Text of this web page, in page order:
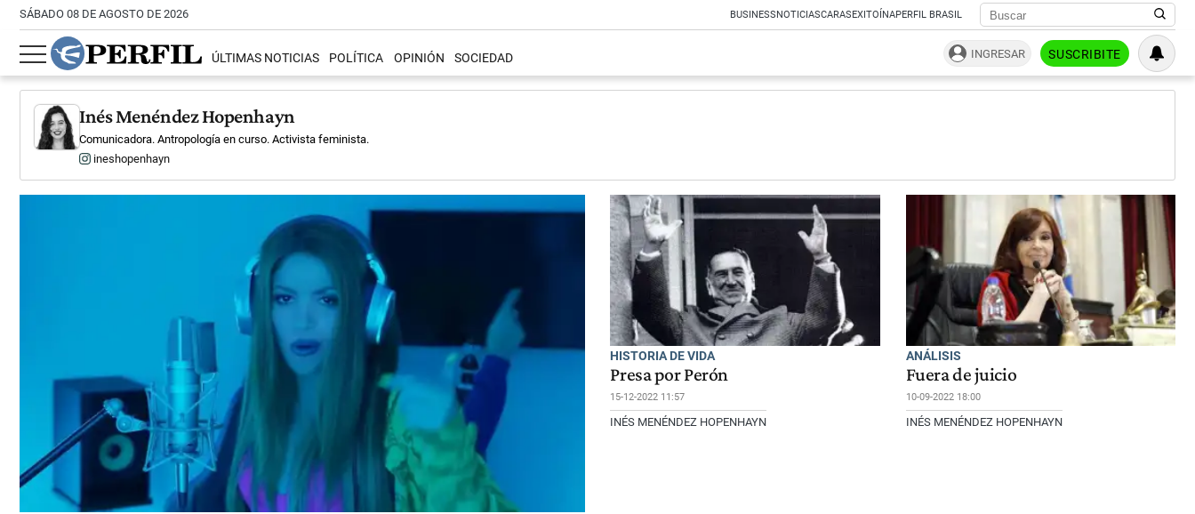
SÁBADO 08 DE AGOSTO DE 2026 BUSINESSNOTICIASCARASEXITOÍNAPERFIL BRASIL
ÚLTIMAS NOTICIAS POLÍTICA OPINIÓN SOCIEDAD INGRESAR SUSCRIBITE
Inés Menéndez Hopenhayn
Comunicadora. Antropología en curso. Activista feminista.
ineshopenhayn
HISTORIA DE VIDA
Presa por Perón
15-12-2022 11:57
INÉS MENÉNDEZ HOPENHAYN
ANÁLISIS
Fuera de juicio
10-09-2022 18:00
INÉS MENÉNDEZ HOPENHAYN